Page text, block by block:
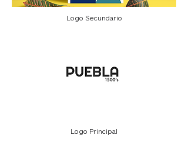
Logo Secundario
Logo Principal